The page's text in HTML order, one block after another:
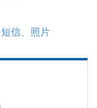
信、照片